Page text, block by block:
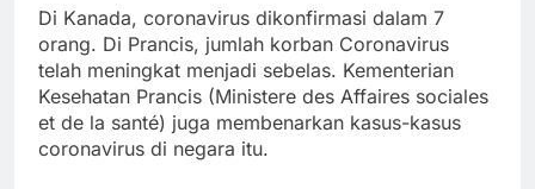
Di Kanada, coronavirus dikonfirmasi dalam 7
orang. Di Prancis, jumlah korban Coronavirus
telah meningkat menjadi sebelas. Kementerian
Kesehatan Prancis (Ministere des Affaires sociales
et de la santé) juga membenarkan kasus-kasus
coronavirus di negara itu.